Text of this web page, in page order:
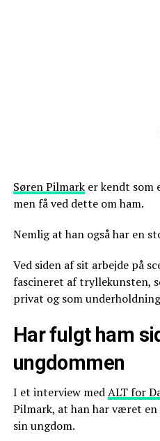
Søren Pilmarker kendt som
men få ved dette om ham.
Nemlig at han også har en
Ved siden af sit arbejde på
fascineret af tryllekunsten,
privat og som
Har fulgt ham
ungdommen
I et interview medALT for
Pilmark, at han har været
sin ungdom.